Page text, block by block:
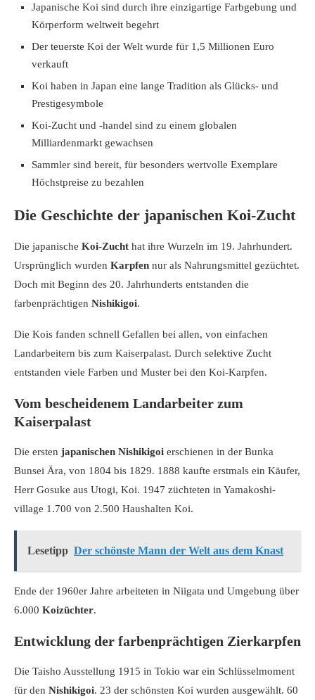
Japanische Koi sind durch ihre einzigartige Farbgebung und
Körperform weltweit begehrt
Der teuerste Koi der Welt wurde für 1,5 Millionen Euro
verkauft
Koi haben in Japan eine lange Tradition als Glücks- und
Prestigesymbole
Koi-Zucht und -handel sind zu einem globalen
Milliardenmarkt gewachsen
Sammler sind bereit, für besonders wertvolle Exemplare
Höchstpreise zu bezahlen
Die Geschichte der japanischen Koi-Zucht
Die japanische Koi-Zucht hat ihre Wurzeln im 19. Jahrhundert.
Ursprünglich wurden Karpfen nur als Nahrungsmittel gezüchtet.
Doch mit Beginn des 20. Jahrhunderts entstanden die
farbenprächtigen Nishikigoi.
Die Kois fanden schnell Gefallen bei allen, von einfachen
Landarbeitern bis zum Kaiserpalast. Durch selektive Zucht
entstanden viele Farben und Muster bei den Koi-Karpfen.
Vom bescheidenem Landarbeiter zum
Kaiserpalast
Die ersten japanischen Nishikigoi erschienen in der Bunka
Bunsei Ära, von 1804 bis 1829. 1888 kaufte erstmals ein Käufer,
Herr Gosuke aus Utogi, Koi. 1947 züchteten in Yamakoshi-
village 1.700 von 2.500 Haushalten Koi.
Lesetipp Der schönste Mann der Welt aus dem Knast
Ende der 1960er Jahre arbeiteten in Niigata und Umgebung über
6.000 Koizüchter.
Entwicklung der farbenprächtigen Zierkarpfen
Die Taisho Ausstellung 1915 in Tokio war ein Schlüsselmoment
für den Nishikigoi. 23 der schönsten Koi wurden ausgewählt. 60